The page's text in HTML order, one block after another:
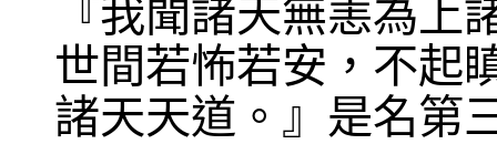
『我聞諸天無恚為
世間若怖若安，不起
諸天天道。』是名第